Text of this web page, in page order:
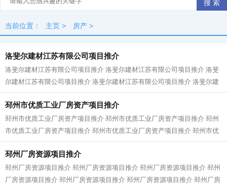
当前位置： 主页 > 房产 >
洛斐尔建材江苏有限公司项目推介
洛斐尔建材江苏有限公司项目推介 洛斐尔建材江苏有限公司项目推介 洛斐
尔建材江苏有限公司项目推介 洛斐尔建材江苏有限公司项目推介 洛斐尔建
材江苏有限公司项目推介 洛斐尔建...
邳州市优质工业厂房资产项目推介
邳州市优质工业厂房资产项目推介 邳州市优质工业厂房资产项目推介 邳州
市优质工业厂房资产项目推介 邳州市优质工业厂房资产项目推介 邳州市优
质工业厂房资产项目推介 邳州市优...
邳州厂房资源项目推介
邳州厂房资源项目推介 邳州厂房资源项目推介 邳州厂房资源项目推介 邳州
厂房资源项目推介 邳州厂房资源项目推介 邳州厂房资源项目推介 邳州厂房